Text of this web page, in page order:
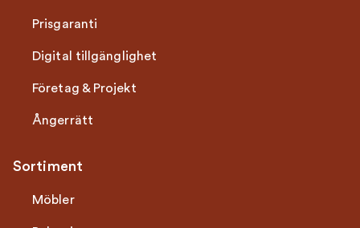
Prisgaranti
Digital tillgänglighet
Företag & Projekt
Ångerrätt
Sortiment
Möbler